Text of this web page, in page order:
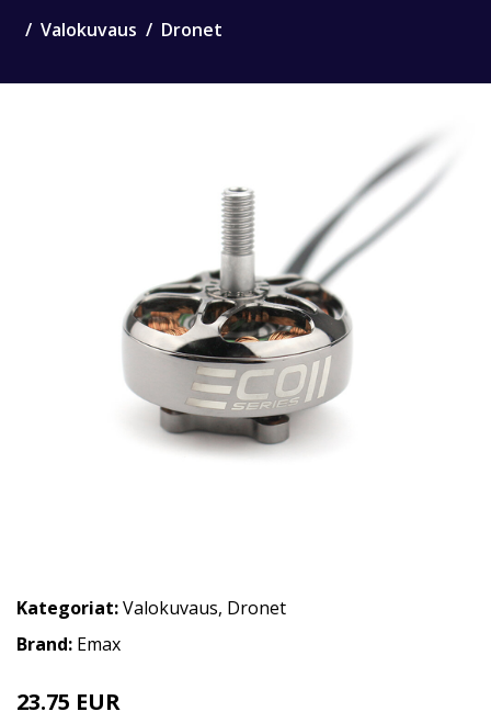
Valokuvaus Dronet
Kategoriat:Valokuvaus, Dronet
Brand: Emax
23.75 EUR